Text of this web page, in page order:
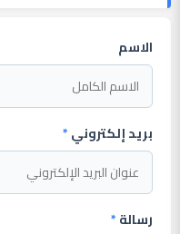
الاسم
بريد إلكتروني*
رسالة*